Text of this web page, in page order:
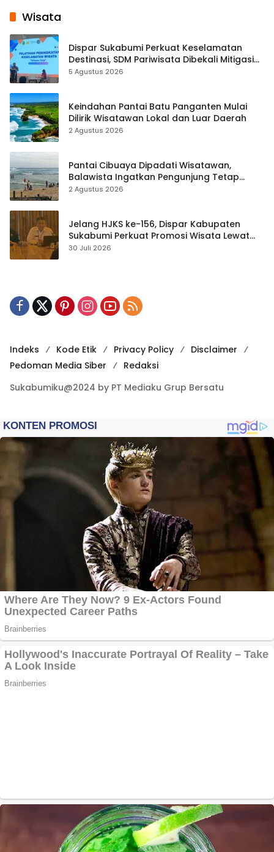
Wisata
Dispar Sukabumi Perkuat Keselamatan
Destinasi, SDM Pariwisata Dibekali Mitigasi
hingga Teknik Evakuasi
5 Agustus 2026
Keindahan Pantai Batu Panganten Mulai
Dilirik Wisatawan Lokal dan Luar Daerah
2 Agustus 2026
Pantai Cibuaya Dipadati Wisatawan,
Balawista Ingatkan Pengunjung Tetap
Waspada
2 Agustus 2026
Jelang HJKS ke-156, Dispar Kabupaten
Sukabumi Perkuat Promosi Wisata Lewat
Publikasi Digital
30 Juli 2026
Indeks Kode Etik Privacy Policy
Disclaimer
Pedoman Media Siber
Redaksi
Sukabumiku@2024 by PT Mediaku Grup Bersatu